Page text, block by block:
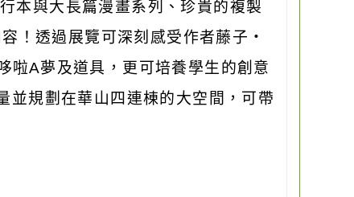
本與大長篇漫畫系列、珍貴的複製
！透過展覽可深刻感受作者藤子・
啦A夢及道具，更可培養學生的創意
並規劃在華山四連棟的大空間，可帶